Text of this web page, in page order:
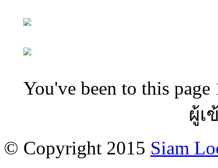
You've been to this page
ผู้เ
© Copyright 2015 Siam